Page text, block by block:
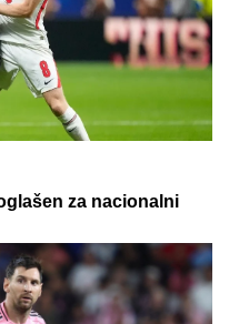
linija paketa ALTA